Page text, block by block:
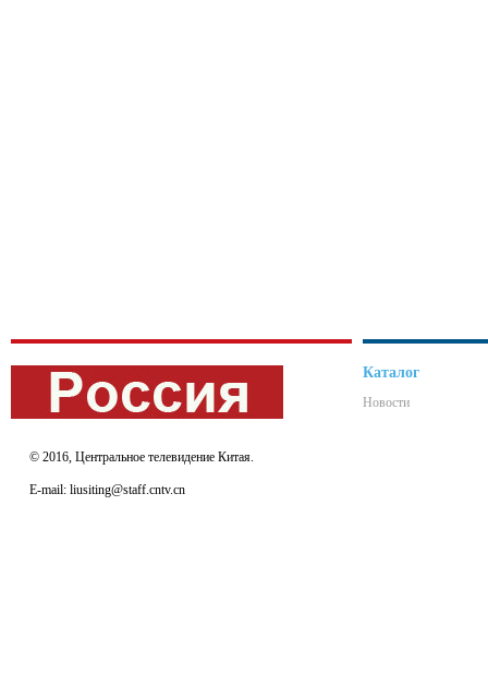
© 2016, Центральное телевидение Китая.
E-mail: liusiting@staff.cntv.cn
Каталог
Новости